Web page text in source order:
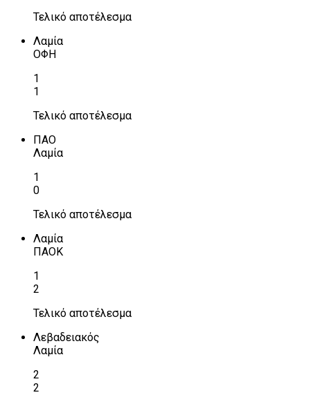
Τελικό αποτέλεσμα
Λαμία
ΟΦΗ
1
1
Τελικό αποτέλεσμα
ΠΑΟ
Λαμία
1
0
Τελικό αποτέλεσμα
Λαμία
ΠΑΟΚ
1
2
Τελικό αποτέλεσμα
Λεβαδειακός
Λαμία
2
2